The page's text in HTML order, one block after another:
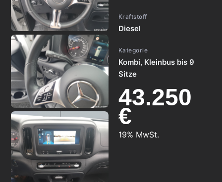
Kraftstoff
Diesel
Kategorie
Kombi, Kleinbus bis 9
Sitze
43.250
€
19% MwSt.